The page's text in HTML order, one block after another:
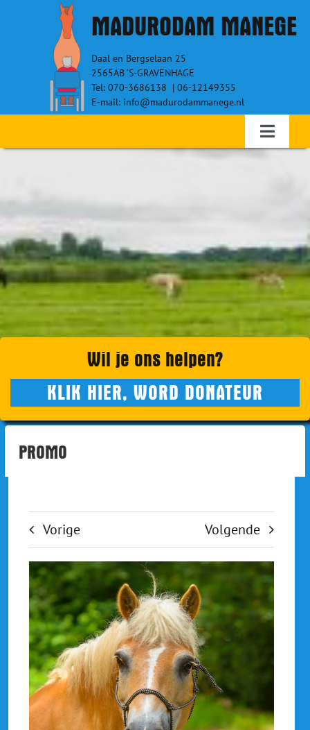
MADURODAM MANEGE
Daal en Bergselaan 25
2565AB ‘S-GRAVENHAGE
Tel: 070-3686138 | 06-12149355
E-mail: info@madurodammanege.nl
Toggle
Home – Therapeutisch paardrijden
RUITERS
VRIJWILLIGERS
SPONSORS
CONTACT
WINKEL
WINKELMAND
Wil je ons helpen?
KLIK HIER, WORD DONATEUR
PROMO
Vorige Volgende